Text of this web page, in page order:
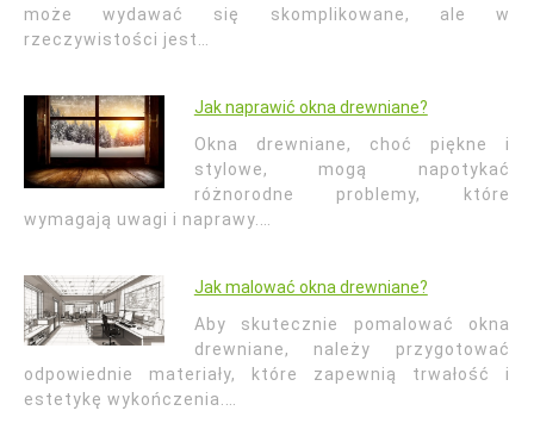
może wydawać się skomplikowane, ale w
rzeczywistości jest…
Jak naprawić okna drewniane?
Okna drewniane, choć piękne i
stylowe, mogą napotykać
różnorodne problemy, które
wymagają uwagi i naprawy.…
Jak malować okna drewniane?
Aby skutecznie pomalować okna
drewniane, należy przygotować
odpowiednie materiały, które zapewnią trwałość i
estetykę wykończenia.…